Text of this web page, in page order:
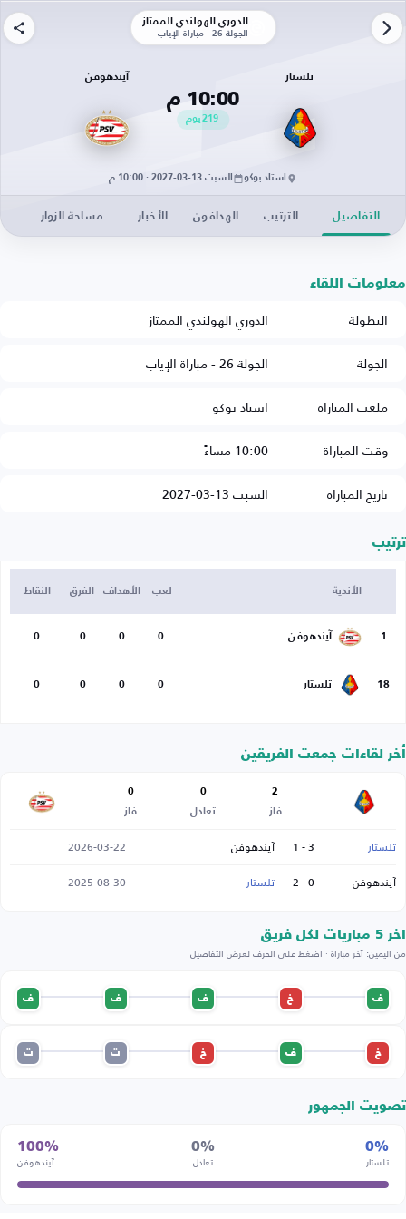
الدوري الهولندي الممتاز
الجولة 26 - مباراة الإياب
تلستار
10:00 م
219يوم
آيندهوفن
استاد بوكو السبت 13-03-2027 · 10:00 م
التفاصيل الترتيب الهدافون الأخبار مساحة الزوار
معلومات اللقاء
البطولة
الدوري الهولندي الممتاز
الجولة
الجولة 26 - مباراة الإياب
ملعب المباراة
استاد بوكو
وقت المباراة
10:00 مساءً
تاريخ المباراة
السبت 13-03-2027
ترتيب
الأندية لعب الأهداف الفرق النقاط
1 آيندهوفن 0
0
0
0
18 تلستار 0
0
0
0
أخر لقاءات جمعت الفريقين
2
فاز
0
تعادل
0
فاز
تلستار 3 - 1 آيندهوفن
2026-03-22
آيندهوفن
0 - 2 تلستار 2025-08-30
اخر 5 مباريات لكل فريق
من اليمين: آخر مباراة · اضغط على الحرف لعرض التفاصيل
ف خ ف ف ف
خ ف خ ت ت
تصويت الجمهور
0%
تلستار
0%
تعادل
100%
آيندهوفن